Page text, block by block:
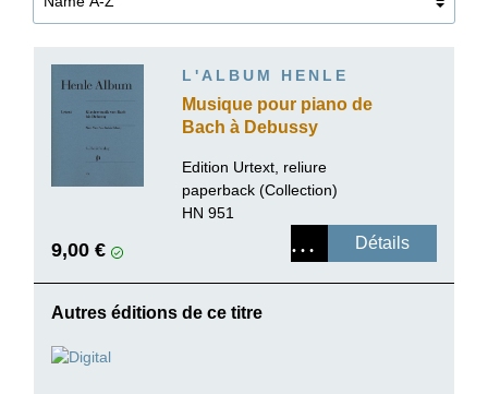
L'ALBUM HENLE
Musique pour piano de
Bach à Debussy
Edition Urtext, reliure
paperback (Collection)
HN 951
9,00 € Détails
Autres éditions de ce titre